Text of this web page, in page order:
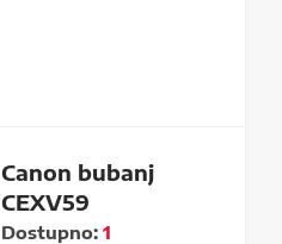
Canon bubanj
CEXV59
Dostupno:1